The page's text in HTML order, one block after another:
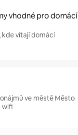
vhodné pro domácí
kde vítají domácí
ve městě Město
wifi